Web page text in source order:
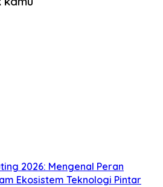
2026: Mengenal Peran
Ekosistem Teknologi Pintar